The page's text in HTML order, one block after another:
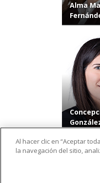
Alma
Al hacer clic en “Aceptar
la navegación del sitio,